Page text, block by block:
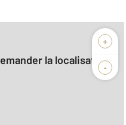
+
-
Demander la localisation